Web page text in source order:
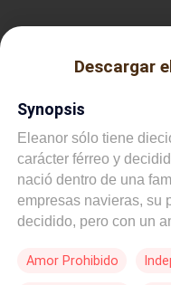
Descargar
Synopsis
Eleanor sólo tiene
carácter férreo y
nació dentro de una
empresas navieras, su
decidido, pero con un
cuarenta y tres años y
Amor Prohibido